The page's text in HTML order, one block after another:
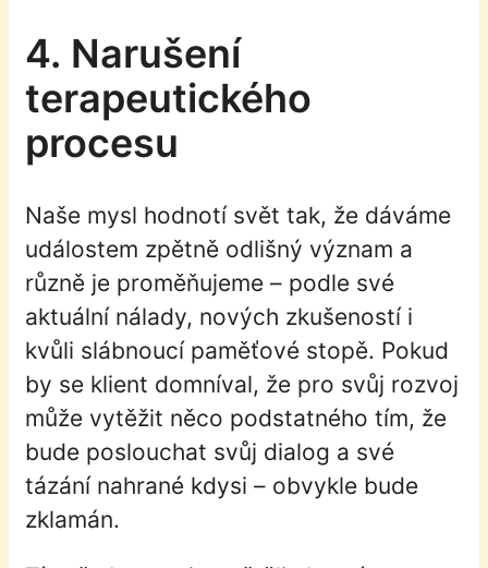
4. Narušení
terapeutického
procesu
Naše mysl hodnotí svět tak, že dáváme
událostem zpětně odlišný význam a
různě je proměňujeme – podle své
aktuální nálady, nových zkušeností i
kvůli slábnoucí paměťové stopě. Pokud
by se klient domníval, že pro svůj rozvoj
může vytěžit něco podstatného tím, že
bude poslouchat svůj dialog a své
tázání nahrané kdysi – obvykle bude
zklamán.